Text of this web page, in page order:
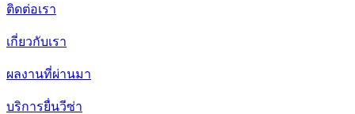
ติดต่อเรา
เกี่ยวกับเรา
ผลงานที่ผ่านมา
บริการยื่นวีซ่า